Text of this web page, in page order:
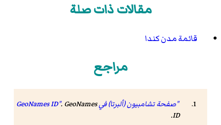
مقالات ذات صلة
قائمة مدن كندا
مراجع
"صفحة تشامبيون (ألبرتا) في GeoNames ID" . GeoNames
ID
.